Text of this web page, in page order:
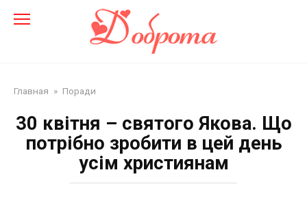
Главная » Поради
30 квітня – святого Якова. Що
потрібно зробити в цей день
усім християнам